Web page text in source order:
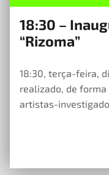
18:30 –
“Rizoma”
18:30, terça-feira,
realizado, de
artistas-
23 de Maio, 2023